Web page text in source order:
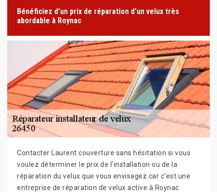
Bénéficiez d’un prix de réparation d’un velux très
abordable à Roynac
Contacter Laurent couverture sans hésitation si vous
voulez déterminer le prix de l’installation ou de la
réparation du velux que vous envisagez car c’est une
entreprise de réparation de velux active à Roynac